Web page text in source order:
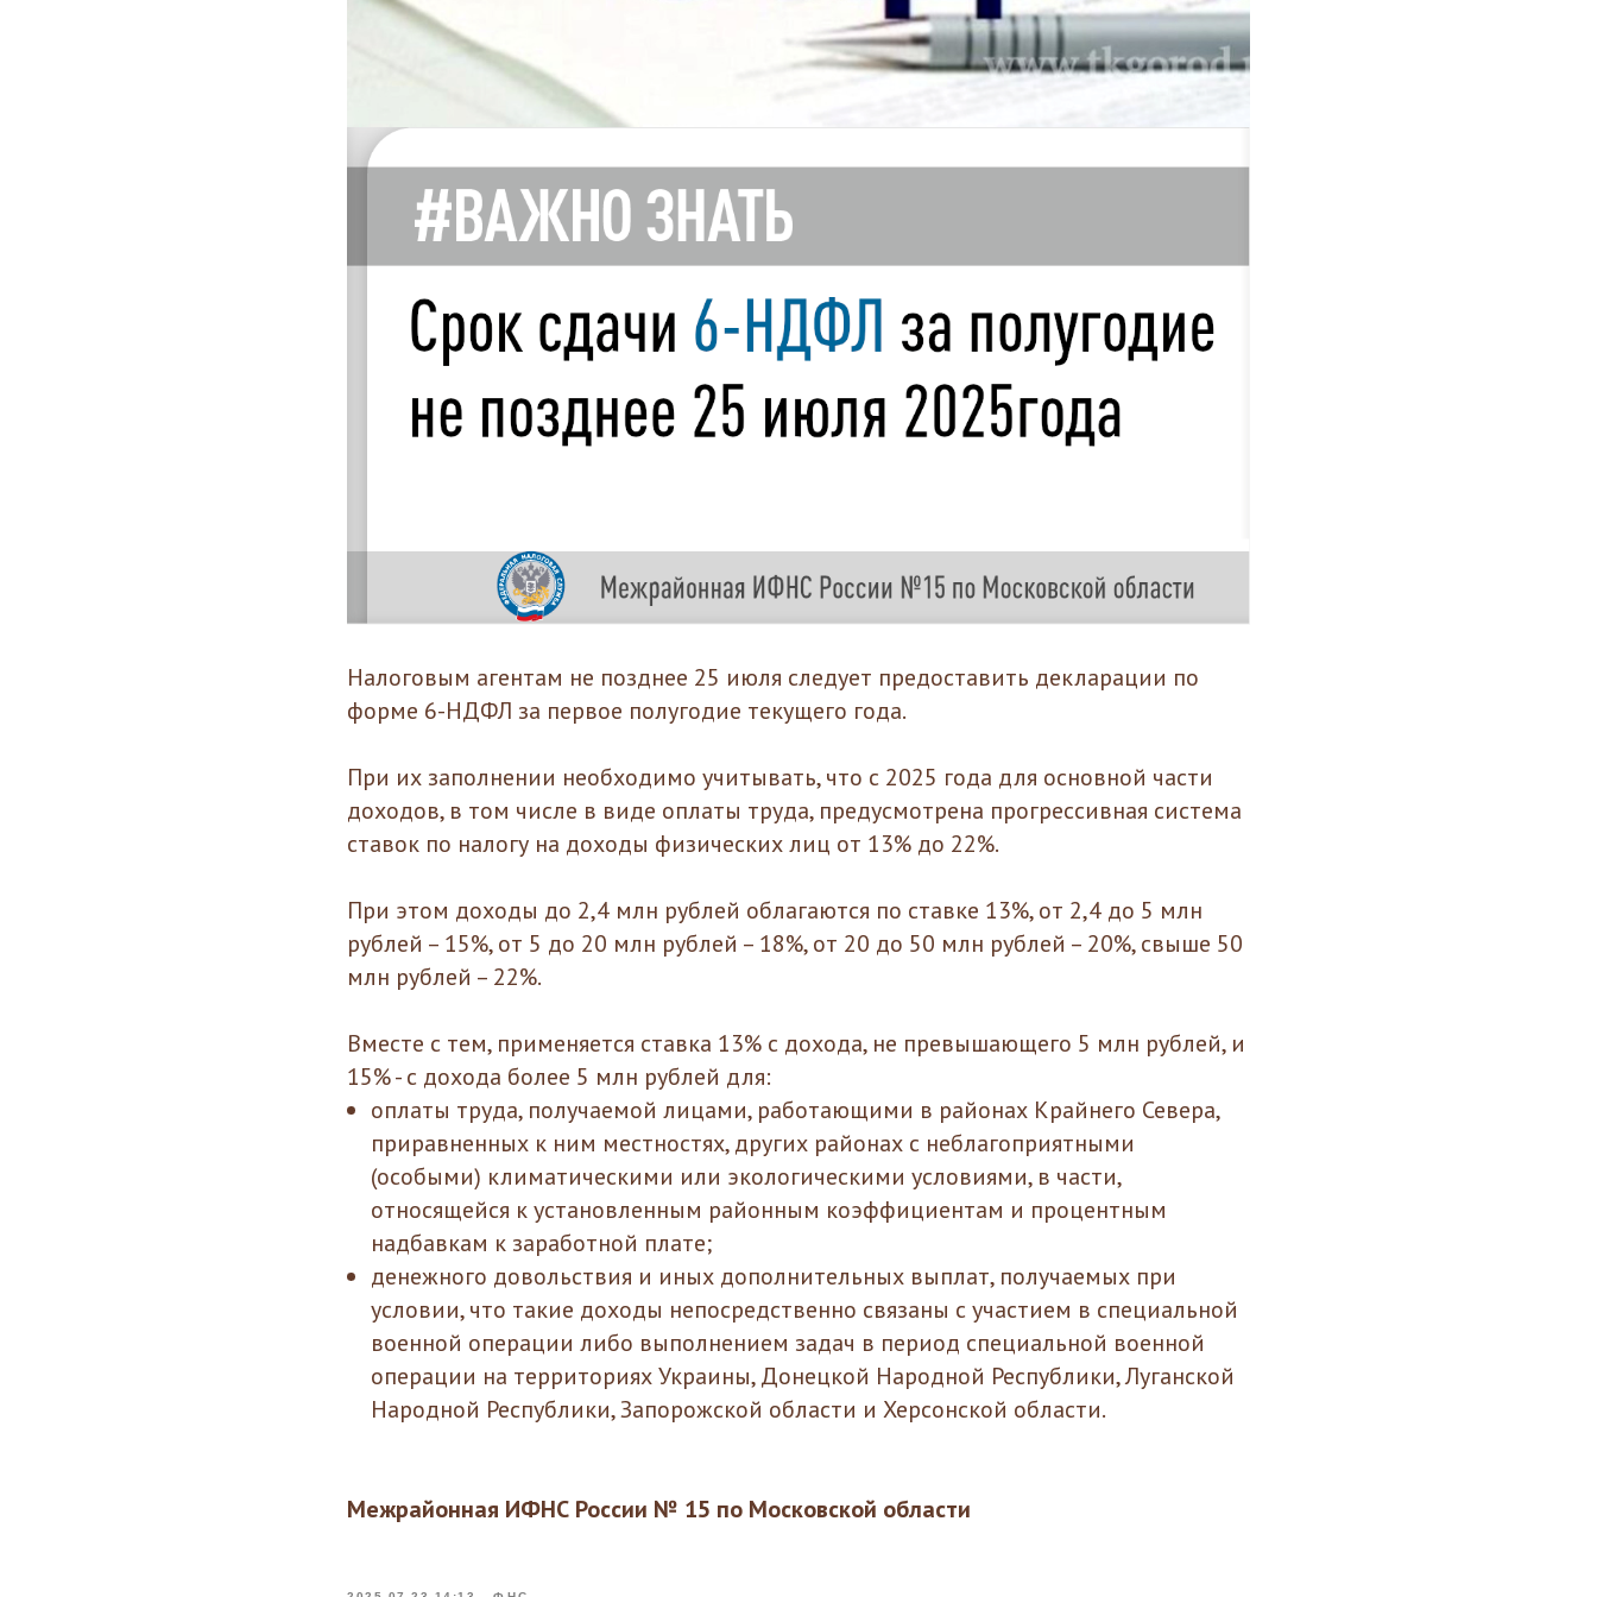
Налоговым агентам не позднее 25 июля следует предоставить декларации по
форме 6-НДФЛ за первое полугодие текущего года.
При их заполнении необходимо учитывать, что с 2025 года для основной части
доходов, в том числе в виде оплаты труда, предусмотрена прогрессивная система
ставок по налогу на доходы физических лиц от 13% до 22%.
При этом доходы до 2,4 млн рублей облагаются по ставке 13%, от 2,4 до 5 млн
рублей – 15%, от 5 до 20 млн рублей – 18%, от 20 до 50 млн рублей – 20%, свыше 50
млн рублей – 22%.
Вместе с тем, применяется ставка 13% с дохода, не превышающего 5 млн рублей, и
15% - с дохода более 5 млн рублей для:
оплаты труда, получаемой лицами, работающими в районах Крайнего Севера,
приравненных к ним местностях, других районах с неблагоприятными
(особыми) климатическими или экологическими условиями, в части,
относящейся к установленным районным коэффициентам и процентным
надбавкам к заработной плате;
денежного довольствия и иных дополнительных выплат, получаемых при
условии, что такие доходы непосредственно связаны с участием в специальной
военной операции либо выполнением задач в период специальной военной
операции на территориях Украины, Донецкой Народной Республики, Луганской
Народной Республики, Запорожской области и Херсонской области.
Межрайонная ИФНС России № 15 по Московской области